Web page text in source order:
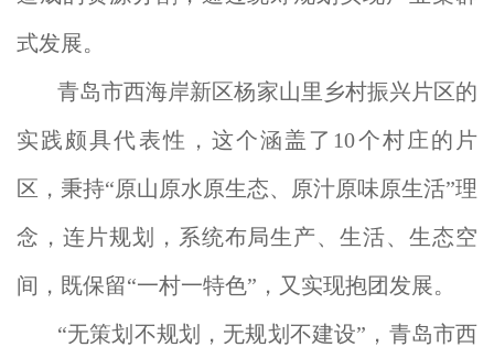
式发展。
青岛市西海岸新区杨家山里乡村振兴片区的
实践颇具代表性，这个涵盖了10个村庄的片
区，秉持“原山原水原生态、原汁原味原生活”理
念，连片规划，系统布局生产、生活、生态空
间，既保留“一村一特色”，又实现抱团发展。
“无策划不规划，无规划不建设”，青岛市西